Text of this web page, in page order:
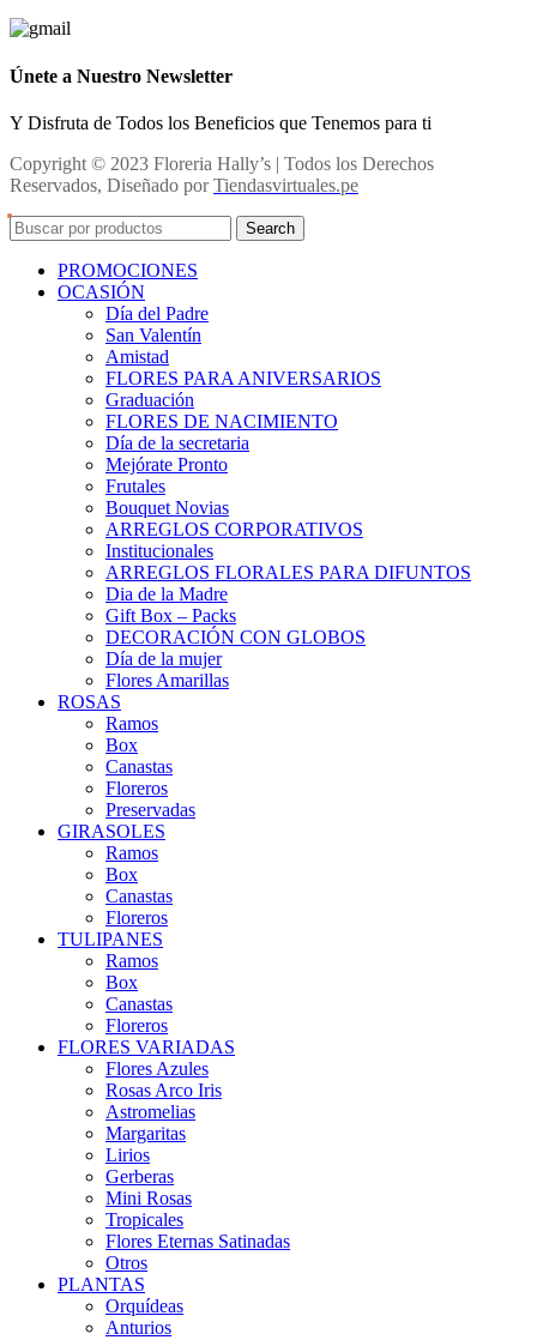
Únete a Nuestro Newsletter
Y Disfruta de Todos los Beneficios que Tenemos para ti
Copyright © 2023 Floreria Hally’s | Todos los Derechos
Reservados, Diseñado porTiendasvirtuales.pe
Search
PROMOCIONES
OCASIÓN
Día del Padre
San Valentín
Amistad
FLORES PARA ANIVERSARIOS
Graduación
FLORES DE NACIMIENTO
Día de la secretaria
Mejórate Pronto
Frutales
Bouquet Novias
ARREGLOS CORPORATIVOS
Institucionales
ARREGLOS FLORALES PARA DIFUNTOS
Dia de la Madre
Gift Box – Packs
DECORACIÓN CON GLOBOS
Día de la mujer
Flores Amarillas
ROSAS
Ramos
Box
Canastas
Floreros
Preservadas
GIRASOLES
Ramos
Box
Canastas
Floreros
TULIPANES
Ramos
Box
Canastas
Floreros
FLORES VARIADAS
Flores Azules
Rosas Arco Iris
Astromelias
Margaritas
Lirios
Gerberas
Mini Rosas
Tropicales
Flores Eternas Satinadas
Otros
PLANTAS
Orquídeas
Anturios